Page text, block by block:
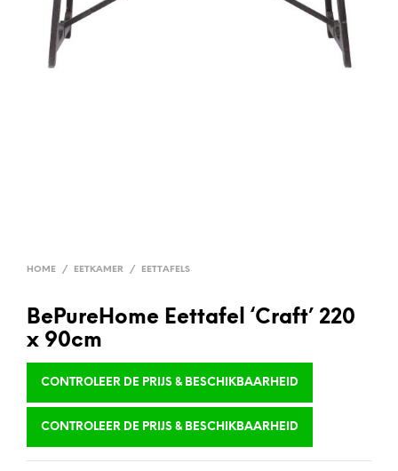
HOME / EETKAMER / EETTAFELS
BePureHome Eettafel ‘Craft’ 220
x 90cm
CONTROLEER DE PRIJS & BESCHIKBAARHEID
CONTROLEER DE PRIJS & BESCHIKBAARHEID